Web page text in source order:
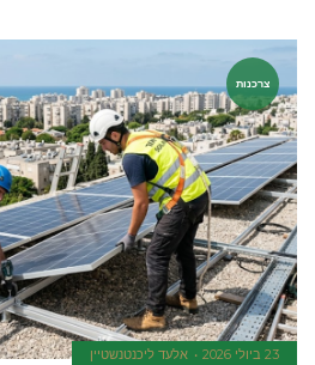
צרכנות
23 ביולי 2026 אלעד ליכנטנשטיין